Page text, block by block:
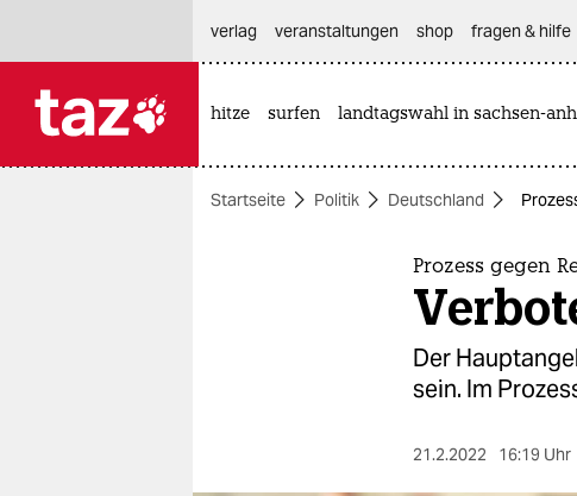
themen
verlag
veranstaltungen shop fragen & hilfe
hitze surfen landtagswahl in sachsen-
Startseite Politik Deutschland
Prozess gegen
Der
sein. Im
21.2.2022 16:19 Uhr